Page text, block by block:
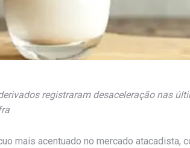
registraram desaceleração nas
mais acentuado no mercado atacadista,